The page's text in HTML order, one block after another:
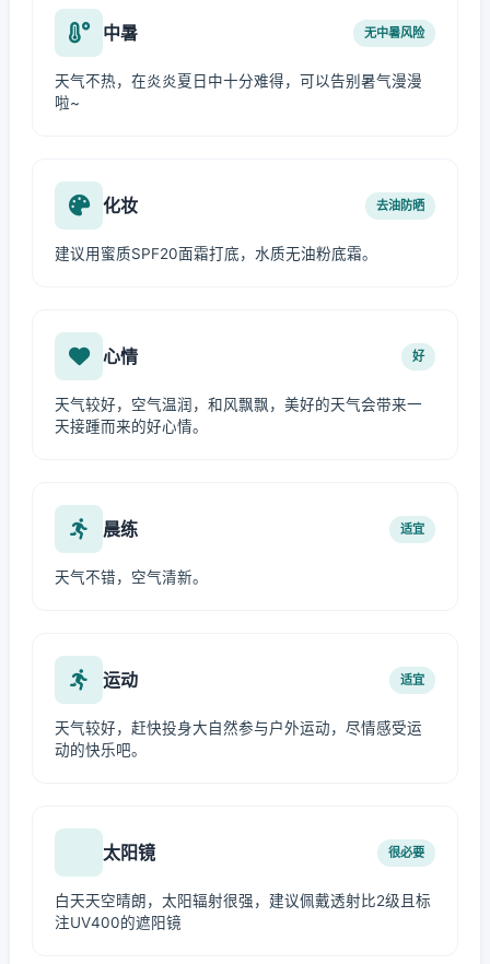
中暑 无中暑风险
天气不热，在炎炎夏日中十分难得，可以告别暑气漫漫
啦~
化妆 去油防晒
建议用蜜质SPF20面霜打底，水质无油粉底霜。
心情 好
天气较好，空气温润，和风飘飘，美好的天气会带来一
天接踵而来的好心情。
晨练 适宜
天气不错，空气清新。
运动 适宜
天气较好，赶快投身大自然参与户外运动，尽情感受运
动的快乐吧。
太阳镜 很必要
白天天空晴朗，太阳辐射很强，建议佩戴透射比2级且标
注UV400的遮阳镜